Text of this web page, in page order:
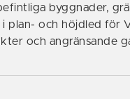
byggnader,
plan- och höjdled för
och angränsande